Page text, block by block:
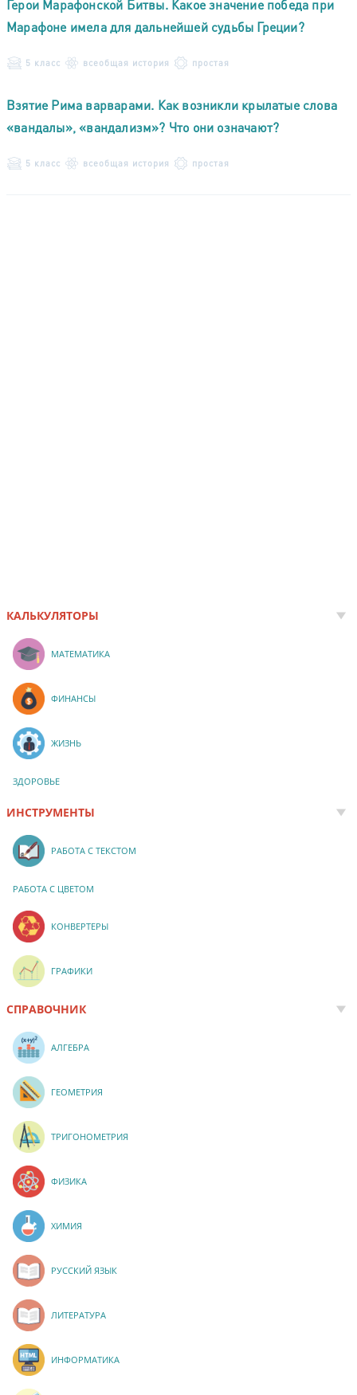
Герои Марафонской Битвы. Какое значение победа при
Марафоне имела для дальнейшей судьбы Греции?
5 класс всеобщая история простая
Взятие Рима варварами. Как возникли крылатые слова
«вандалы», «вандализм»? Что они означают?
5 класс всеобщая история простая
КАЛЬКУЛЯТОРЫ
МАТЕМАТИКА
ФИНАНСЫ
ЖИЗНЬ
ЗДОРОВЬЕ
ИНСТРУМЕНТЫ
РАБОТА С ТЕКСТОМ
РАБОТА С ЦВЕТОМ
КОНВЕРТЕРЫ
ГРАФИКИ
СПРАВОЧНИК
АЛГЕБРА
ГЕОМЕТРИЯ
ТРИГОНОМЕТРИЯ
ФИЗИКА
ХИМИЯ
РУССКИЙ ЯЗЫК
ЛИТЕРАТУРА
ИНФОРМАТИКА